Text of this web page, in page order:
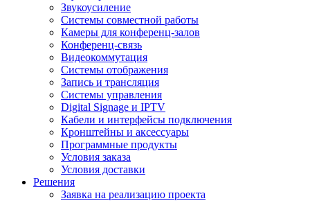
Звукоусиление
Системы совместной работы
Камеры для конференц-залов
Конференц-связь
Видеокоммутация
Системы отображения
Запись и трансляция
Системы управления
Digital Signage и IPTV
Кабели и интерфейсы подключения
Кронштейны и аксессуары
Программные продукты
Условия заказа
Условия доставки
Решения
Заявка на реализацию проекта